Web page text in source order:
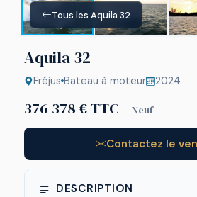
Tous les Aquila 32
Aquila 32
Fréjus Bateau à moteur 2024
376 378 € TTC — Neuf
Contactez le
DESCRIPTION